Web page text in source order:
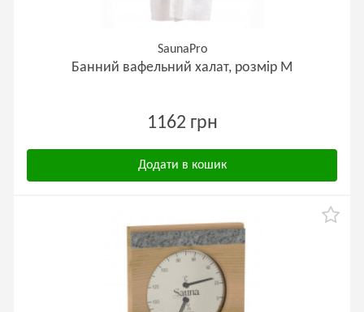
SaunaPro
Банний вафельний халат, розмір М
1162 грн
Додати в кошик